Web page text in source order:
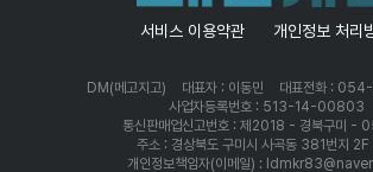
서비스 이용약관 개인정보 처리
DM(메고지고) 대표자 : 이동민
대표전화 :
사업자등록번호 : 513-14-00803
통신판매업신고번호 : 제2018 - 경북구미 -
주소 : 경상북도 구미시 사곡동 381번지
개인정보책임자(이메일) :